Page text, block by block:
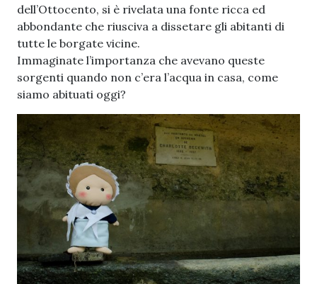
dell’Ottocento, si è rivelata una fonte ricca ed
abbondante che riusciva a dissetare gli abitanti di
tutte le borgate vicine.
Immaginate l’importanza che avevano queste
sorgenti quando non c’era l’acqua in casa, come
siamo abituati oggi?